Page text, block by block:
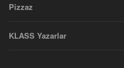
Pizzaz
KLASS Yazarlar